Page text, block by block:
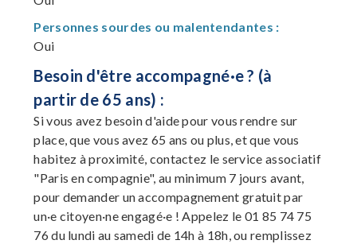
Personnes sourdes ou malentendantes :
Oui
Besoin d'être accompagné·e ? (à
partir de 65 ans) :
Si vous avez besoin d'aide pour vous rendre sur
place, que vous avez 65 ans ou plus, et que vous
habitez à proximité, contactez le service associatif
"Paris en compagnie", au minimum 7 jours avant,
pour demander un accompagnement gratuit par
un·e citoyen·ne engagé·e ! Appelez le 01 85 74 75
76 du lundi au samedi de 14h à 18h, ou remplissez